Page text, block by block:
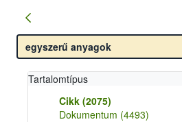
Tartalomtípus
Cikk (2075)
Dokumentum (4493)